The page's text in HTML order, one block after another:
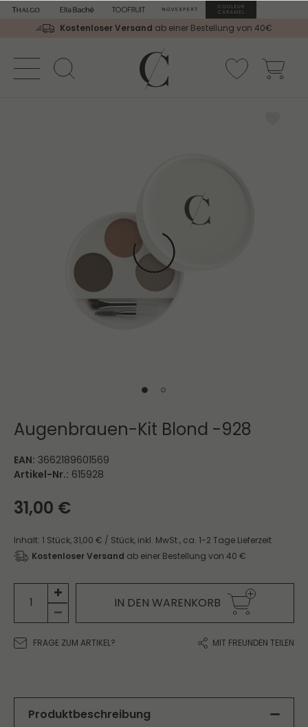
Kostenloser Versand ab einer Bestellung von 40€
Augenbrauen-Kit Blond -928
EAN: 3662189601569
Artikel-Nr.: 615928
31,00 €
Inhalt: 1 Stück,31,00 € / Stück, inkl. MwSt., ca. 1-2 Tage Lieferzeit
Kostenloser Versand ab einer Bestellung von 40 €
IN DEN WARENKORB
FRAGE ZUM ARTIKEL? MIT FREUNDEN TEILEN
Produktbeschreibung